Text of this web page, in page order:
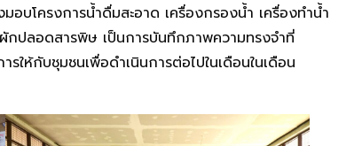
บโครงการน้ำดื่มสะอาด เครื่องกรองน้ำ เครื่องทำน้ำ
กปลอดสารพิษ เป็นการบันทึกภาพความทรงจำที่
ให้กับชุมชนเพื่อดำเนินการต่อไปในเดือนในเดือน